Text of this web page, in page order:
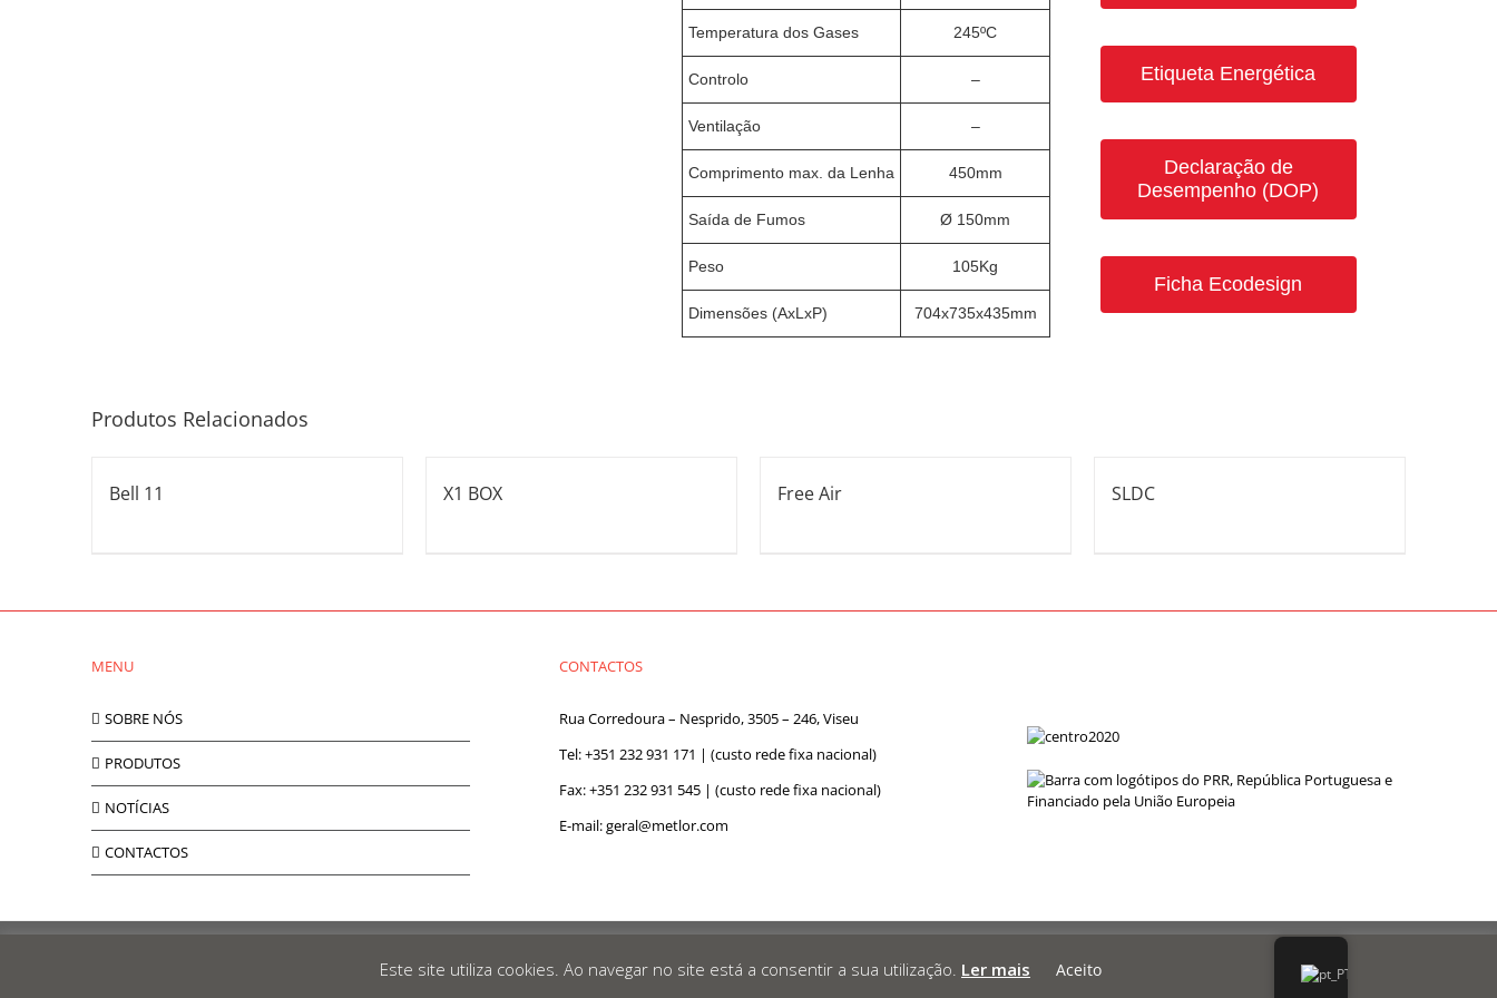
Temperatura dos Gases 245ºC
Controlo –
Ventilação –
Comprimento max. da Lenha 450mm
Saída de Fumos Ø 150mm
Peso 105Kg
Dimensões (AxLxP) 704x735x435mm
Etiqueta Energética
Declaração de
Desempenho (DOP)
Ficha Ecodesign
Produtos Relacionados
Bell 11 X1 BOX Free Air SLDC
MENU
SOBRE NÓS
PRODUTOS
NOTÍCIAS
CONTACTOS
CONTACTOS
Rua Corredoura – Nesprido, 3505 – 246, Viseu
Tel:+351 232 931 171 | (custo rede fixa nacional)
Fax: +351 232 931 545 | (custo rede fixa nacional)
E-mail:geral@metlor.com
Este site utiliza cookies. Ao navegar no site está a consentir a sua utilização. Ler mais Aceito